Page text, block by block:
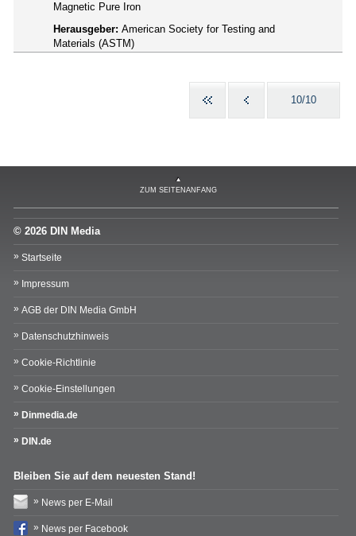
Magnetic Pure Iron
Herausgeber: American Society for Testing and
Materials (ASTM)
10/10
ZUM SEITENANFANG
© 2026 DIN Media
Startseite
Impressum
AGB der DIN Media GmbH
Datenschutzhinweis
Cookie-Richtlinie
Cookie-Einstellungen
Dinmedia.de
DIN.de
Bleiben Sie auf dem neuesten Stand!
News per E-Mail
News per Facebook